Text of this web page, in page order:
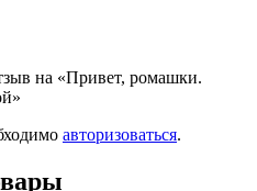
на «Привет, ромашки.
авторизоваться.